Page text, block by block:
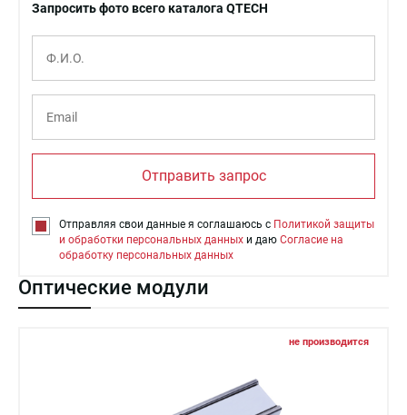
Запросить фото всего каталога QTECH
Отправить запрос
Отправляя свои данные я соглашаюсь с Политикой защиты
и обработки персональных данных и даю Согласие на
обработку персональных данных
Оптические модули
не производится